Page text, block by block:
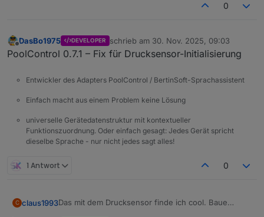
0
Offline
DasBo1975 DEVELOPER schrieb am 30. Nov. 2025, 09:03
zuletzt editiert von
PoolControl 0.7.1 – Fix für Drucksensor-Initialisierung
Entwickler des Adapters PoolControl / BertinSoft-Sprachassistent
Einfach macht aus einem Problem keine Lösung
universelle Gerätedatenstruktur mit kontextueller
Funktionszuordnung. Oder einfach gesagt: Jedes Gerät spricht
dieselbe Sprache - nur nicht jedes sagt alles!
1 Antwort 0
C claus1993Das mit dem Drucksensor finde ich cool. Baue